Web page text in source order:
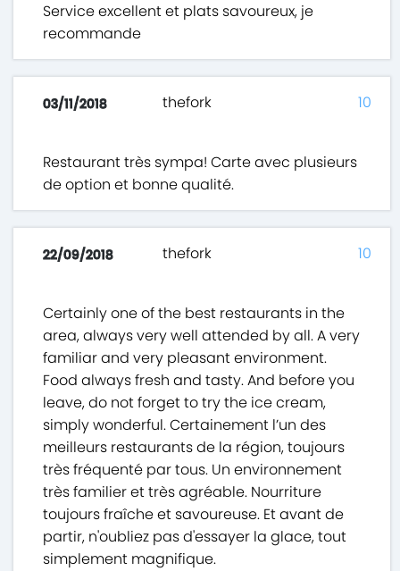
Service excellent et plats savoureux, je
recommande
03/11/2018 thefork
Restaurant très sympa! Carte avec plusieurs
de option et bonne qualité.
10
22/09/2018 thefork
Certainly one of the best restaurants in the
area, always very well attended by all. A very
familiar and very pleasant environment.
Food always fresh and tasty. And before you
leave, do not forget to try the ice cream,
simply wonderful. Certainement l’un des
meilleurs restaurants de la région, toujours
très fréquenté par tous. Un environnement
très familier et très agréable. Nourriture
toujours fraîche et savoureuse. Et avant de
partir, n'oubliez pas d'essayer la glace, tout
simplement magnifique.
10